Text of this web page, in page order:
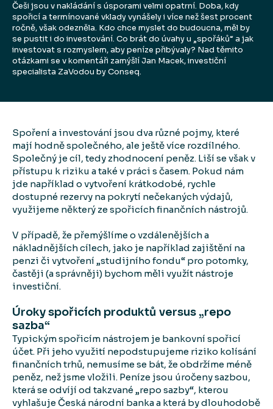
Češi jsou v nakládání s úsporami velmi opatrní. Doba, kdy
spořicí a termínované vklady vynášely i více než šest procent
ročně, však odezněla. Kdo chce myslet do budoucna, měl by
se pustit i do investování. Co brát do úvahy u „spořáků“ a jak
investovat s rozmyslem, aby peníze přibývaly? Nad těmito
otázkami se v komentáři zamýšlí Jan Macek, investiční
specialista ZaVodou by Conseq.
Spoření a investování jsou dva různé pojmy, které
mají hodně společného, ale ještě více rozdílného.
Společný je cíl, tedy zhodnocení peněz. Liší se však v
přístupu k riziku a také v práci s časem. Pokud nám
jde například o vytvoření krátkodobé, rychle
dostupné rezervy na pokrytí nečekaných výdajů,
využijeme některý ze spořicích finančních nástrojů.
V případě, že přemýšlíme o vzdálenějších a
nákladnějších cílech, jako je například zajištění na
penzi či vytvoření „studijního fondu“ pro potomky,
častěji (a správněji) bychom měli využít nástroje
investiční.
Úroky spořicích produktů versus „repo
sazba“
Typickým spořicím nástrojem je bankovní spořicí
účet. Při jeho využití nepodstupujeme riziko kolísání
finančních trhů, nemusíme se bát, že obdržíme méně
peněz, než jsme vložili. Peníze jsou úročeny sazbou,
která se odvíjí od takzvané „repo sazby“, kterou
vyhlašuje Česká národní banka a která by dlouhodobě